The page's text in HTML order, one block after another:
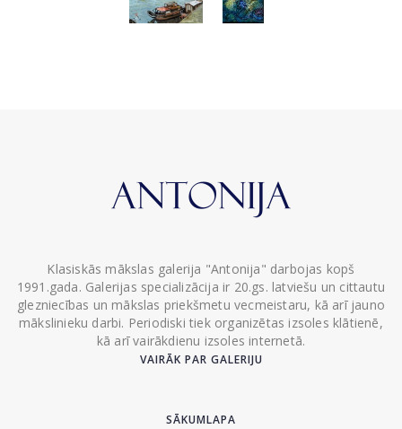
Klasiskās mākslas galerija "Antonija" darbojas kopš
1991.gada. Galerijas specializācija ir 20.gs. latviešu un cittautu
glezniecības un mākslas priekšmetu vecmeistaru, kā arī jauno
mākslinieku darbi. Periodiski tiek organizētas izsoles klātienē,
kā arī vairākdienu izsoles internetā.
VAIRĀK PAR GALERIJU
SĀKUMLAPA